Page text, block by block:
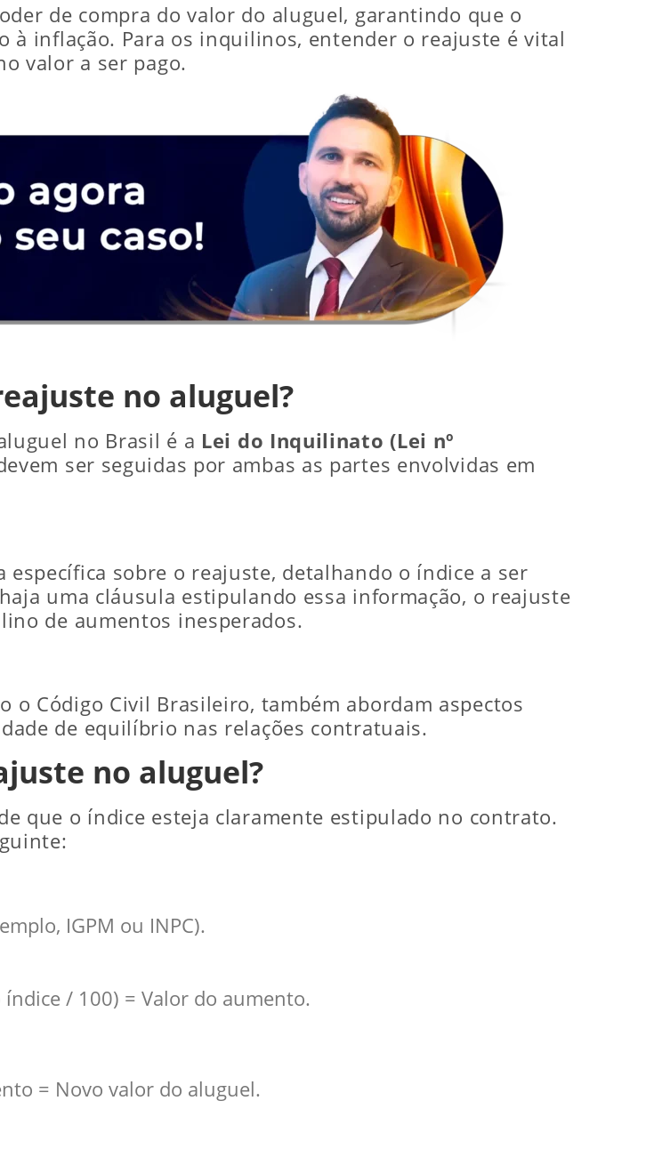
de compra do valor do aluguel, garantindo que o
inflação. Para os inquilinos, entender o reajuste é vital
valor a ser pago.
no aluguel?
no Brasil é a Lei do Inquilinato (Lei nº
ser seguidas por ambas as partes envolvidas em
sobre o reajuste, detalhando o índice a ser
uma cláusula estipulando essa informação, o reajuste
de aumentos inesperados.
Código Civil Brasileiro, também abordam aspectos
de equilíbrio nas relações contratuais.
no aluguel?
que o índice esteja claramente estipulado no contrato.
IGPM ou INPC).
/ 100) = Valor do aumento.
= Novo valor do aluguel.